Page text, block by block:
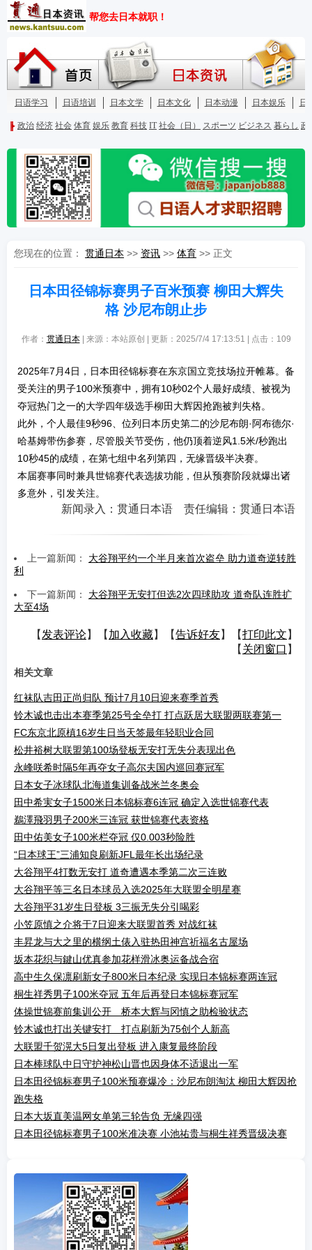
您现在的位置： 贯通日本 >> 资讯 >> 体育 >> 正文
日本田径锦标赛男子百米预赛 柳田大辉失
格 沙尼布朗止步
作者： 贯通日本| 来源：本站原创 | 更新：2025/7/4 17:13:51 | 点击： 109
2025年7月4日，日本田径锦标赛在东京国立竞技场拉开帷幕。备
受关注的男子100米预赛中，拥有10秒02个人最好成绩、被视为
夺冠热门之一的大学四年级选手柳田大辉因抢跑被判失格。
此外，个人最佳9秒96、位列日本历史第二的沙尼布朗·阿布德尔·
哈基姆带伤参赛，尽管股关节受伤，他仍顶着逆风1.5米/秒跑出
10秒45的成绩，在第七组中名列第四，无缘晋级半决赛。
本届赛事同时兼具世锦赛代表选拔功能，但从预赛阶段就爆出诸
多意外，引发关注。
新闻录入：贯通日本语 责任编辑：贯通日本语
上一篇新闻： 大谷翔平约一个半月来首次盗垒 助力道奇逆转胜
利
下一篇新闻： 大谷翔平无安打但选2次四球助攻 道奇队连胜扩
大至4场
【 发表评论】【 加入收藏】【告诉好友】【打印此文 】
【 关闭窗口 】
相关文章
红袜队吉田正尚归队 预计7月10日迎来赛季首秀
铃木诚也击出本赛季第25号全垒打 打点跃居大联盟两联赛第一
FC东京北原槙16岁生日当天签最年轻职业合同
松井裕树大联盟第100场登板无安打无失分表现出色
永峰咲希时隔5年再夺女子高尔夫国内巡回赛冠军
日本女子冰球队北海道集训备战米兰冬奥会
田中希実女子1500米日本锦标赛6连冠 确定入选世锦赛代表
鵜澤飛羽男子200米三连冠 获世锦赛代表资格
田中佑美女子100米栏夺冠 仅0.003秒险胜
“日本球王”三浦知良刷新JFL最年长出场纪录
大谷翔平4打数无安打 道奇遭遇本季第二次三连败
大谷翔平等三名日本球员入选2025年大联盟全明星赛
大谷翔平31岁生日登板 3三振无失分引喝彩
小笠原慎之介将于7日迎来大联盟首秀 对战红袜
丰昇龙与大之里的横纲土俵入驻热田神宫祈福名古屋场
坂本花织与鍵山优真参加花样滑冰奥运备战合宿
高中生久保凛刷新女子800米日本纪录 实现日本锦标赛两连冠
桐生祥秀男子100米夺冠 五年后再登日本锦标赛冠军
体操世锦赛前集训公开 桥本大辉与冈慎之助检验状态
铃木诚也打出关键安打 打点刷新为75创个人新高
大联盟千贺滉大5日复出登板 进入康复最终阶段
日本棒球队中日守护神松山晋也因身体不适退出一军
日本田径锦标赛男子100米预赛爆冷：沙尼布朗淘汰 柳田大辉因抢
跑失格
日本大坂直美温网女单第三轮告负 无缘四强
日本田径锦标赛男子100米准决赛 小池祐贵与桐生祥秀晋级决赛